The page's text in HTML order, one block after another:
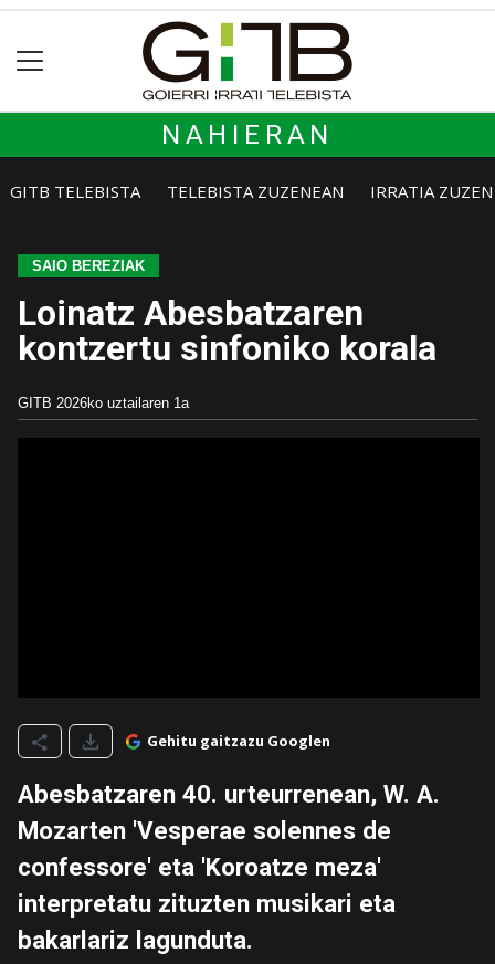
NAHIERAN
GITB TELEBISTA TELEBISTA ZUZENEAN IRRATIA
SAIO BEREZIAK
Loinatz Abesbatzaren
kontzertu sinfoniko korala
GITB 2026ko uztailaren 1a
Gehitu gaitzazu Googlen
Abesbatzaren 40. urteurrenean, W. A.
Mozarten 'Vesperae solennes de
confessore' eta 'Koroatze meza'
interpretatu zituzten musikari eta
bakarlariz lagunduta.